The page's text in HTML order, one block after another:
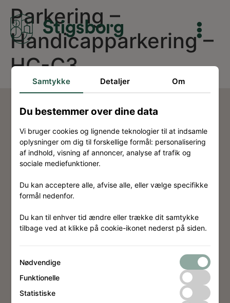
Parkering –
Handicapparkering –
HC-C3
Kontakt
Ansvarsfraskrivelse
Privatlivspolitik
Samtykke Detaljer Om
Du bestemmer over dine data
Vi bruger cookies og lignende teknologier til at indsamle
oplysninger om dig til forskellige formål: personalisering
af indhold, visning af annoncer, analyse af trafik og
sociale mediefunktioner.
Du kan acceptere alle, afvise alle, eller vælge specifikke
formål nedenfor.
Du kan til enhver tid ændre eller trække dit samtykke
tilbage ved at klikke på cookie-ikonet nederst på siden.
Nødvendige
Funktionelle
Statistiske